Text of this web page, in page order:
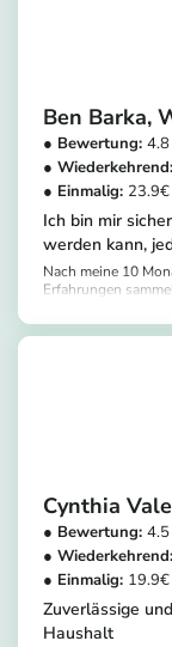
Ben Barka
4.8
23.9
Ich bin mir
werden kann,
Nach meine 10
Erfahrungen
Cynthia
4.5
19.9
Zuverlässige
Haushalt